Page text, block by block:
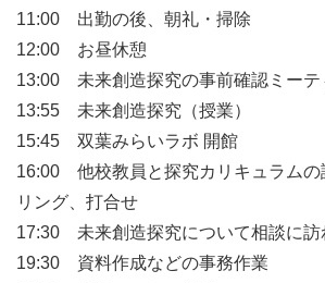
11:00 出勤の後、朝礼・掃除
12:00 お昼休憩
13:00 未来創造探究の事前確認ミーテ
13:55 未来創造探究（授業）
15:45 双葉みらいラボ 開館
16:00 他校教員と探究カリキュラムの
リング、打合せ
17:30 未来創造探究について相談に訪
19:30 資料作成などの事務作業